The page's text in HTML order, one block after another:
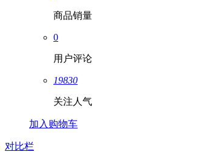
商品销量
0
用户评论
19830
关注人气
加入购物车
对比栏